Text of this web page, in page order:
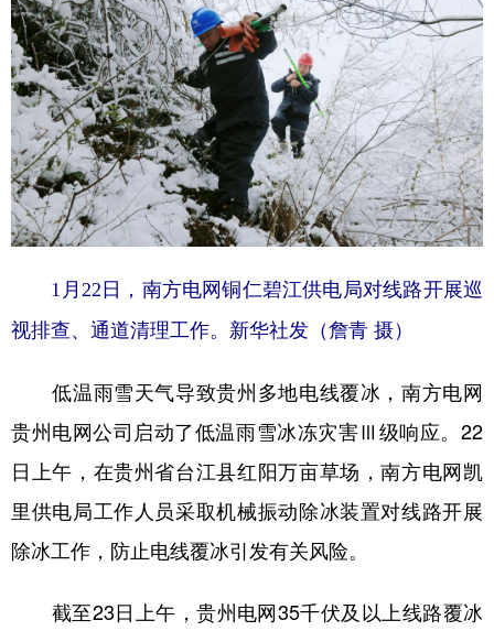
1月22日，南方电网铜仁碧江供电局对线路开展巡
视排查、通道清理工作。新华社发（詹青 摄）
低温雨雪天气导致贵州多地电线覆冰，南方电网
贵州电网公司启动了低温雨雪冰冻灾害Ⅲ级响应。22
日上午，在贵州省台江县红阳万亩草场，南方电网凯
里供电局工作人员采取机械振动除冰装置对线路开展
除冰工作，防止电线覆冰引发有关风险。
截至23日上午，贵州电网35千伏及以上线路覆冰